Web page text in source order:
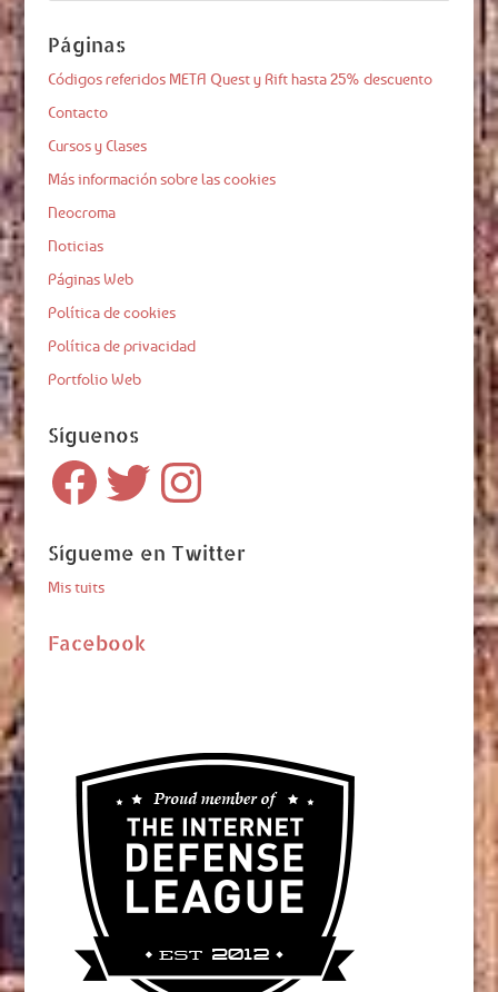
Páginas
Códigos referidos META Quest y Rift hasta 25% descuento
Contacto
Cursos y Clases
Más información sobre las cookies
Neocroma
Noticias
Páginas Web
Política de cookies
Política de privacidad
Portfolio Web
Síguenos
Facebook Twitter Instagram
Sígueme en Twitter
Mis tuits
Facebook